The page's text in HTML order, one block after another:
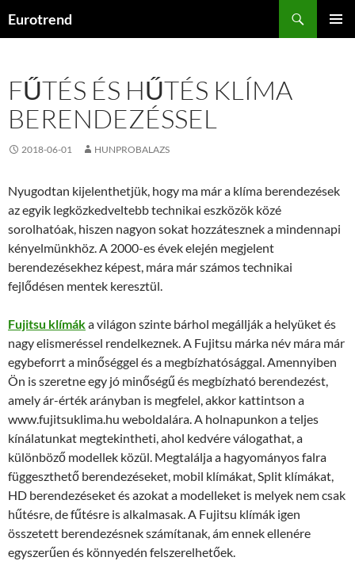
Eurotrend
FŰTÉS ÉS HŰTÉS KLÍMA
BERENDEZÉSSEL
2018-06-01 HUNPROBALAZS
Nyugodtan kijelenthetjük, hogy ma már a klíma berendezések
az egyik legközkedveltebb technikai eszközök közé
sorolhatóak, hiszen nagyon sokat hozzátesznek a mindennapi
kényelmünkhöz. A 2000-es évek elején megjelent
berendezésekhez képest, mára már számos technikai
fejlődésen mentek keresztül.
Fujitsu klímáka világon szinte bárhol megállják a helyüket és
nagy elismeréssel rendelkeznek. A Fujitsu márka név mára már
egybeforrt a minőséggel és a megbízhatósággal. Amennyiben
Ön is szeretne egy jó minőségű és megbízható berendezést,
amely ár-érték arányban is megfelel, akkor kattintson a
www.fujitsuklima.hu weboldalára. A holnapunkon a teljes
kínálatunkat megtekintheti, ahol kedvére válogathat, a
különböző modellek közül. Megtalálja a hagyományos falra
függeszthető berendezéseket, mobil klímákat, Split klímákat,
HD berendezéseket és azokat a modelleket is melyek nem csak
hűtésre, de fűtésre is alkalmasak. A Fujitsu klímák igen
összetett berendezésnek számítanak, ám ennek ellenére
egyszerűen és könnyedén felszerelhetőek.